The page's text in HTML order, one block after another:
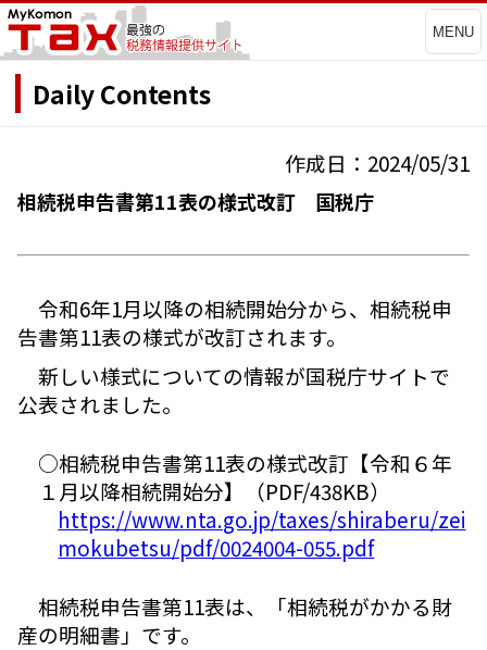
MENU
Daily Contents
作成日：2024/05/31
相続税申告書第11表の様式改訂 国税庁
令和6年1月以降の相続開始分から、相続税申
告書第11表の様式が改訂されます。
新しい様式についての情報が国税庁サイトで
公表されました。
○相続税申告書第11表の様式改訂【令和６年
１月以降相続開始分】（PDF/438KB）
https://www.nta.go.jp/taxes/shiraberu/zei
mokubetsu/pdf/0024004-055.pdf
相続税申告書第11表は、「相続税がかかる財
産の明細書」です。